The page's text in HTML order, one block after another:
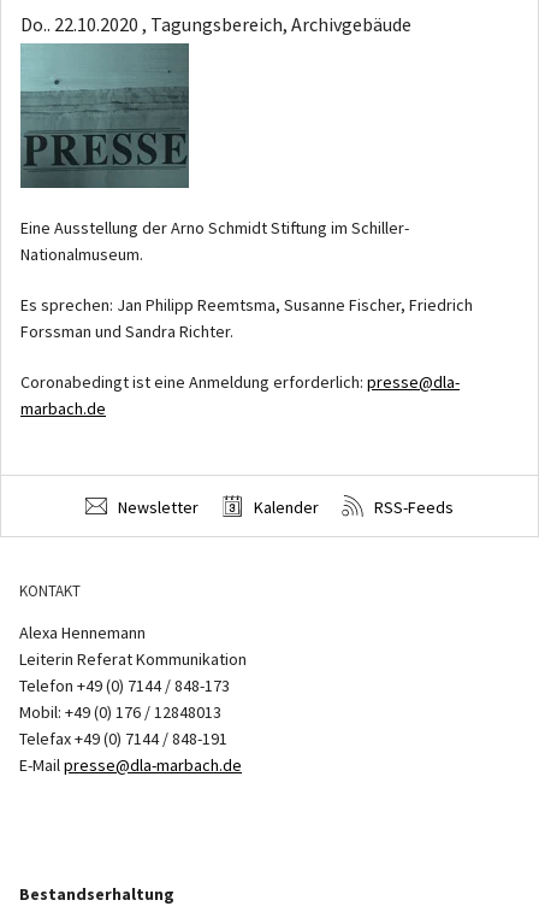
Do.. 22.10.2020 , Tagungsbereich, Archivgebäude
Eine Ausstellung der Arno Schmidt Stiftung im Schiller-
Nationalmuseum.
Es sprechen: Jan Philipp Reemtsma, Susanne Fischer, Friedrich
Forssman und Sandra Richter.
Coronabedingt ist eine Anmeldung erforderlich: presse@dla-
marbach.de
Newsletter Kalender RSS-Feeds
KONTAKT
Alexa Hennemann
Leiterin Referat Kommunikation
Telefon +49 (0) 7144 / 848-173
Mobil: +49 (0) 176 / 12848013
Telefax +49 (0) 7144 / 848-191
E-Mail presse@dla-marbach.de
Bestandserhaltung